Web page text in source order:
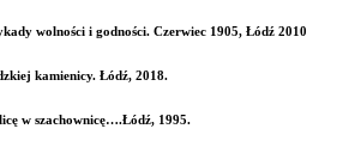
wolności i godności. Czerwiec 1905, Łódź 2010
kamienicy. Łódź, 2018.
w szachownicę….Łódź, 1995.